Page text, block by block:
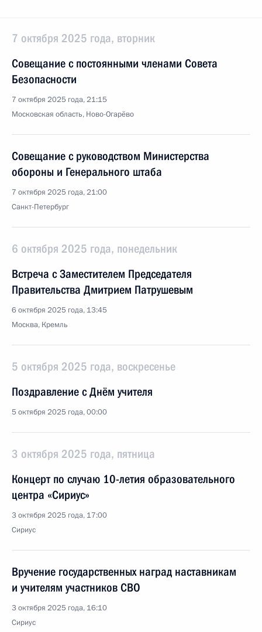
7 октября 2025 года, вторник
Совещание с постоянными членами Совета
Безопасности
7 октября 2025 года, 21:15
Московская область, Ново-Огарёво
Совещание с руководством Министерства
обороны и Генерального штаба
7 октября 2025 года, 21:00
Санкт-Петербург
6 октября 2025 года, понедельник
Встреча с Заместителем Председателя
Правительства Дмитрием Патрушевым
6 октября 2025 года, 13:45
Москва, Кремль
5 октября 2025 года, воскресенье
Поздравление с Днём учителя
5 октября 2025 года, 00:00
3 октября 2025 года, пятница
Концерт по случаю 10-летия образовательного
центра «Сириус»
3 октября 2025 года, 17:00
Сириус
Вручение государственных наград наставникам
и учителям участников СВО
3 октября 2025 года, 16:10
Сириус